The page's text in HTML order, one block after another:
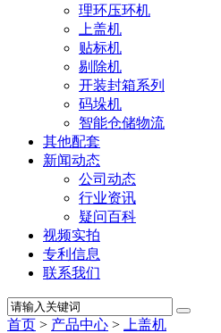
理环压环机
上盖机
贴标机
剔除机
开装封箱系列
码垛机
智能仓储物流
其他配套
新闻动态
公司动态
行业资讯
疑问百科
视频实拍
专利信息
联系我们
首页 > 产品中心 > 上盖机